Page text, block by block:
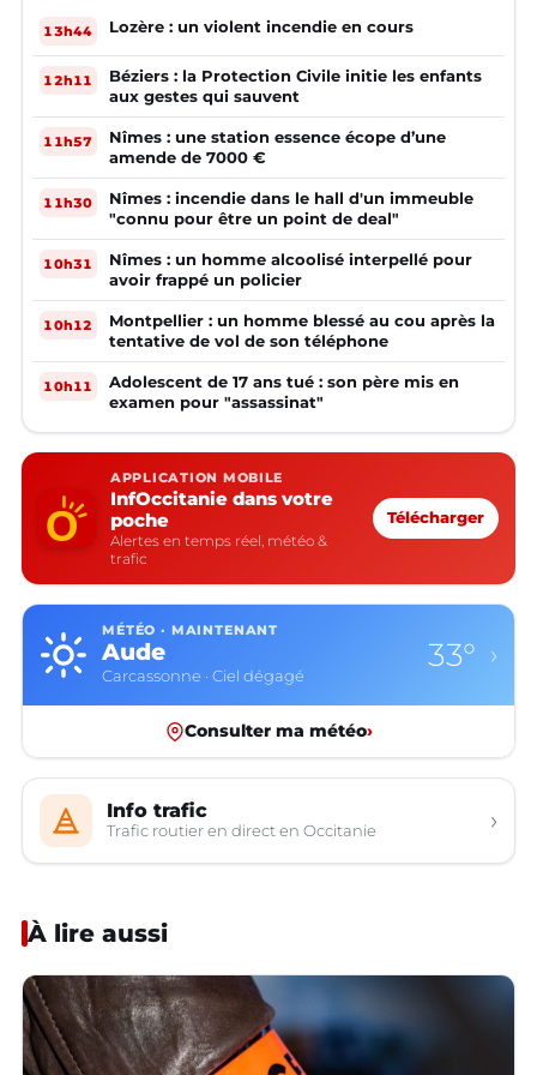
13h44 Lozère : un violent incendie en cours
12h11
Béziers : la Protection Civile initie les enfants
aux gestes qui sauvent
11h57
Nîmes : une station essence écope d’une
amende de 7000 €
11h30
Nîmes : incendie dans le hall d'un immeuble
"connu pour être un point de deal"
10h31
Nîmes : un homme alcoolisé interpellé pour
avoir frappé un policier
10h12
Montpellier : un homme blessé au cou après la
tentative de vol de son téléphone
10h11
Adolescent de 17 ans tué : son père mis en
examen pour "assassinat"
APPLICATION MOBILE
InfOccitanie dans votre
poche
Alertes en temps réel, météo &
trafic
Télécharger
MÉTÉO · MAINTENANT
Aude
Carcassonne · Ciel dégagé
33° ›
Consulter ma météo›
Info trafic
Trafic routier en direct en Occitanie ›
À lire aussi